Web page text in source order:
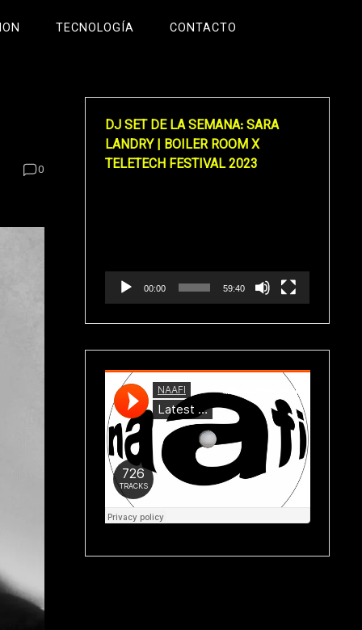
TECNOLOGÍA CONTACTO
0
DJ SET DE LA SEMANA: SARA
LANDRY | BOILER ROOM X
TELETECH FESTIVAL 2023
00:00 59:40